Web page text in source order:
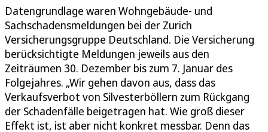
Datengrundlage waren Wohngebäude- und
Sachschadensmeldungen bei der Zurich
Versicherungsgruppe Deutschland. Die Versicherung
berücksichtigte Meldungen jeweils aus den
Zeiträumen 30. Dezember bis zum 7. Januar des
Folgejahres. „Wir gehen davon aus, dass das
Verkaufsverbot von Silvesterböllern zum Rückgang
der Schadenfälle beigetragen hat. Wie groß dieser
Effekt ist, ist aber nicht konkret messbar. Denn das